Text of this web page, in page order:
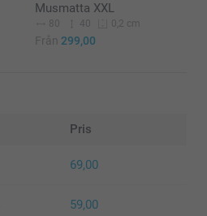
Musmatta XXL
80 40 0,2 cm
Från 299,00
Pris
69,00
59,00